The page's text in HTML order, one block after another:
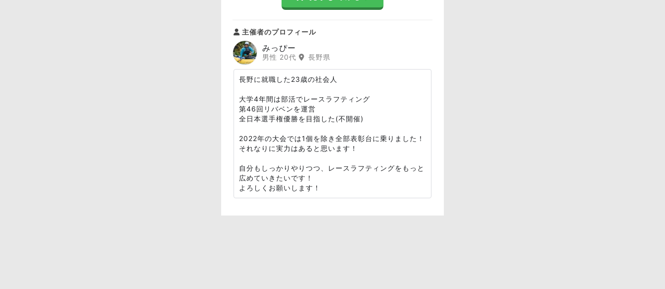
主催者のプロフィール
みっぴー
男性 20代 長野県
長野に就職した23歳の社会人
大学4年間は部活でレースラフティング
第46回リバベンを運営
全日本選手権優勝を目指した(不開催)
2022年の大会では1個を除き全部表彰台に乗りました！
それなりに実力はあると思います！
自分もしっかりやりつつ、レースラフティングをもっと
広めていきたいです！
よろしくお願いします！